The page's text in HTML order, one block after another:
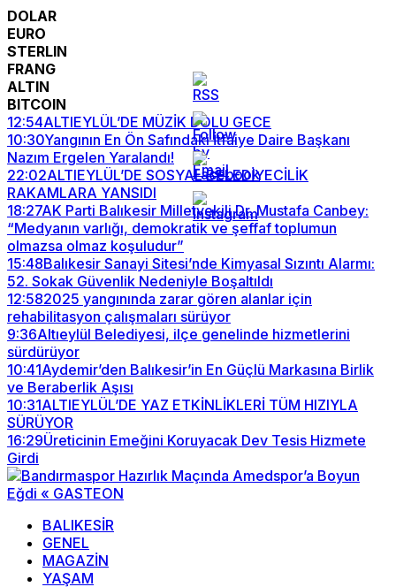
DOLAR
EURO
STERLIN
FRANG
ALTIN
BITCOIN
12:54ALTIEYLÜL’DE MÜZİK DOLU GECE
10:30Yangının En Ön Safındaki İtfaiye Daire Başkanı
Nazım Ergelen Yaralandı!
22:02ALTIEYLÜL’DE SOSYAL BELEDİYECİLİK
RAKAMLARA YANSIDI
18:27AK Parti Balıkesir Milletvekili Dr. Mustafa Canbey:
“Medyanın varlığı, demokratik ve şeffaf toplumun
olmazsa olmaz koşuludur”
15:48Balıkesir Sanayi Sitesi’nde Kimyasal Sızıntı Alarmı:
52. Sokak Güvenlik Nedeniyle Boşaltıldı
12:582025 yangınında zarar gören alanlar için
rehabilitasyon çalışmaları sürüyor
9:36Altıeylül Belediyesi, ilçe genelinde hizmetlerini
sürdürüyor
10:41Aydemir’den Balıkesir’in En Güçlü Markasına Birlik
ve Beraberlik Aşısı
10:31ALTIEYLÜL’DE YAZ ETKİNLİKLERİ TÜM HIZIYLA
SÜRÜYOR
16:29Üreticinin Emeğini Koruyacak Dev Tesis Hizmete
Girdi
BALIKESİR
GENEL
MAGAZİN
YAŞAM